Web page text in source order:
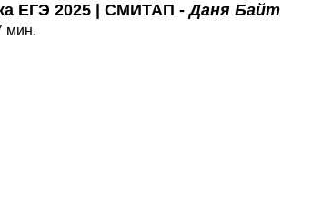
ЕГЭ 2025 | СМИТАП -Даня Байт